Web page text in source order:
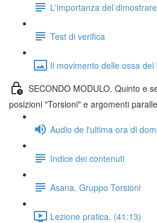
L'importanza del dimostrare
Test di verifica
Il movimento delle ossa
SECONDO MODULO. Quinto e
posizioni "Torsioni" e argomenti
Audio de l'ultima ora di
Indice dei contenuti
Asana. Gruppo Torsioni
Lezione pratica. (41:13)